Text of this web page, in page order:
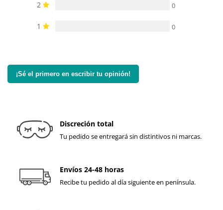
2 0
1 0
¡Sé el primero en escribir tu opinión!
Discreción total
Tu pedido se entregará sin distintivos ni marcas.
Envíos 24-48 horas
Recibe tu pedido al día siguiente en península.